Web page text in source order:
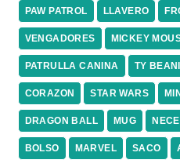
PAW PATROL LLAVERO
VENGADORES MICKEY
PATRULLA CANINA TY
CORAZON STAR WARS
DRAGON BALL MUG
BOLSO MARVEL SACO